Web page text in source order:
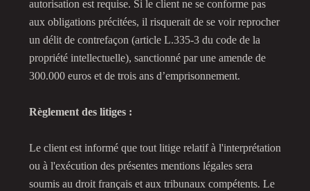
autorisation est requise. Si le client ne se conforme pas
aux obligations précitées, il risquerait de se voir reprocher
un délit de contrefaçon (article L.335-3 du code de la
propriété intellectuelle), sanctionné par une amende de
300.000 euros et de trois ans d’emprisonnement.
Règlement des litiges :
Le client est informé que tout litige relatif à l'interprétation
ou à l'exécution des présentes mentions légales sera
soumis au droit français et aux tribunaux compétents. Le